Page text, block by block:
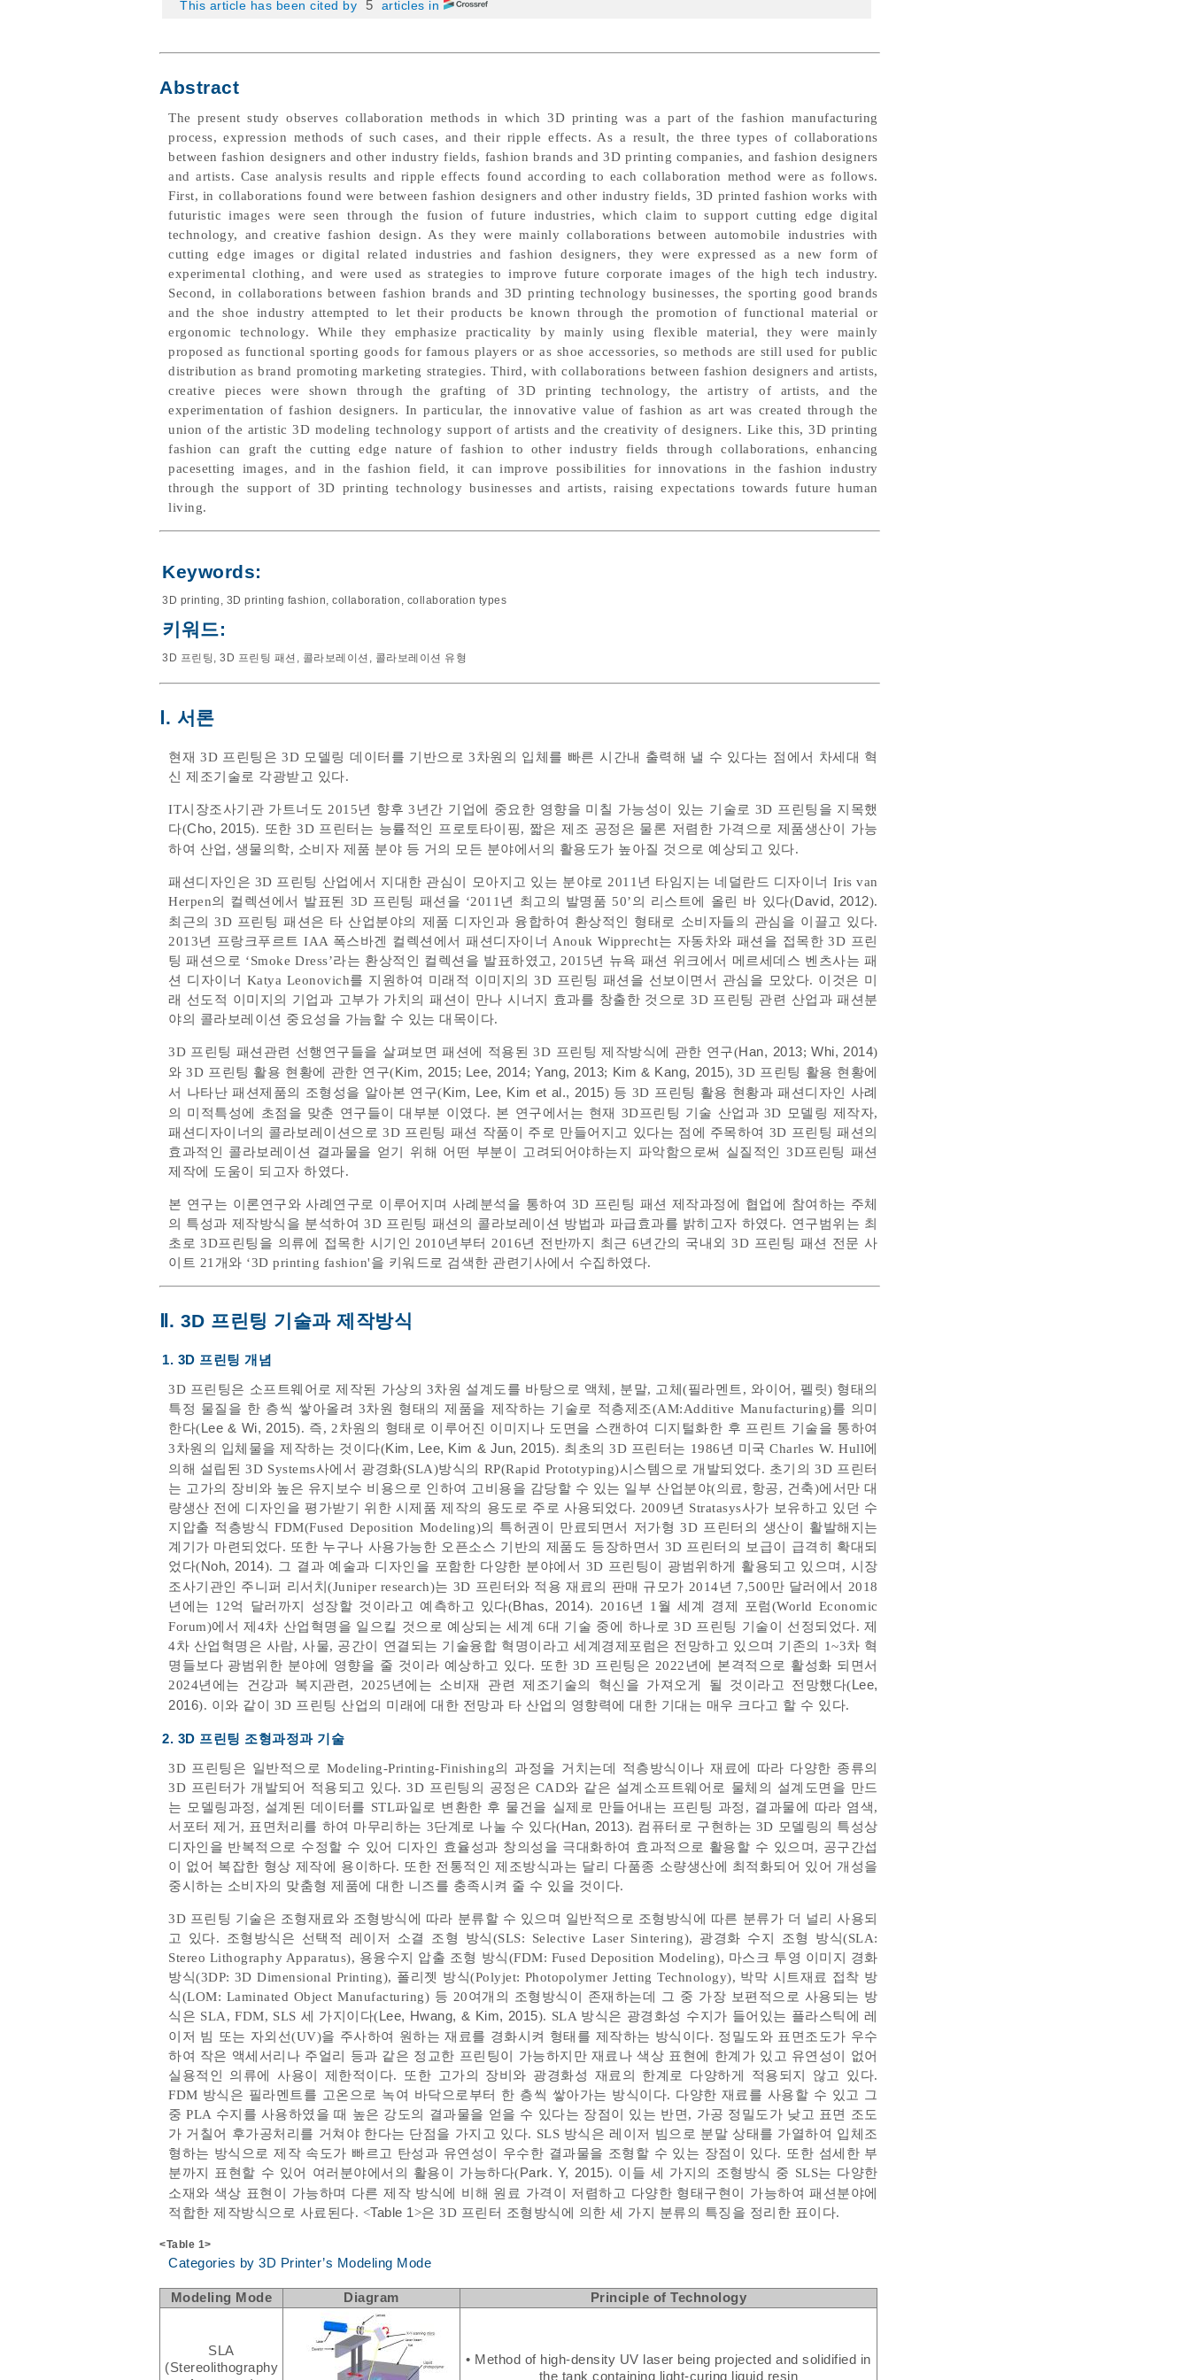
This article has been cited by 5 articles in
Abstract
The present study observes collaboration methods in which 3D printing was a part of the fashion manufacturing
process, expression methods of such cases, and their ripple effects. As a result, the three types of collaborations
between fashion designers and other industry fields, fashion brands and 3D printing companies, and fashion designers
and artists. Case analysis results and ripple effects found according to each collaboration method were as follows.
First, in collaborations found were between fashion designers and other industry fields, 3D printed fashion works with
futuristic images were seen through the fusion of future industries, which claim to support cutting edge digital
technology, and creative fashion design. As they were mainly collaborations between automobile industries with
cutting edge images or digital related industries and fashion designers, they were expressed as a new form of
experimental clothing, and were used as strategies to improve future corporate images of the high tech industry.
Second, in collaborations between fashion brands and 3D printing technology businesses, the sporting good brands
and the shoe industry attempted to let their products be known through the promotion of functional material or
ergonomic technology. While they emphasize practicality by mainly using flexible material, they were mainly
proposed as functional sporting goods for famous players or as shoe accessories, so methods are still used for public
distribution as brand promoting marketing strategies. Third, with collaborations between fashion designers and artists,
creative pieces were shown through the grafting of 3D printing technology, the artistry of artists, and the
experimentation of fashion designers. In particular, the innovative value of fashion as art was created through the
union of the artistic 3D modeling technology support of artists and the creativity of designers. Like this, 3D printing
fashion can graft the cutting edge nature of fashion to other industry fields through collaborations, enhancing
pacesetting images, and in the fashion field, it can improve possibilities for innovations in the fashion industry
through the support of 3D printing technology businesses and artists, raising expectations towards future human
living.
Keywords:
3D printing , 3D printing fashion, collaboration , collaboration types
키워드:
3D 프린팅, 3D 프린팅 패션 , 콜라보레이션 , 콜라보레이션 유형
Ⅰ. 서론
현재 3D 프린팅은 3D 모델링 데이터를 기반으로 3차원의 입체를 빠른 시간내 출력해 낼 수 있다는 점에서 차세대 혁
신 제조기술로 각광받고 있다.
IT시장조사기관 가트너도 2015년 향후 3년간 기업에 중요한 영향을 미칠 가능성이 있는 기술로 3D 프린팅을 지목했
다(Cho, 2015). 또한 3D 프린터는 능률적인 프로토타이핑, 짧은 제조 공정은 물론 저렴한 가격으로 제품생산이 가능
하여 산업, 생물의학, 소비자 제품 분야 등 거의 모든 분야에서의 활용도가 높아질 것으로 예상되고 있다.
패션디자인은 3D 프린팅 산업에서 지대한 관심이 모아지고 있는 분야로 2011년 타임지는 네덜란드 디자이너 Iris van
Herpen의 컬렉션에서 발표된 3D 프린팅 패션을 ‘2011년 최고의 발명품 50’의 리스트에 올린 바 있다(David, 2012).
최근의 3D 프린팅 패션은 타 산업분야의 제품 디자인과 융합하여 환상적인 형태로 소비자들의 관심을 이끌고 있다.
2013년 프랑크푸르트 IAA 폭스바겐 컬렉션에서 패션디자이너 Anouk Wipprecht는 자동차와 패션을 접목한 3D 프린
팅 패션으로 ‘Smoke Dress’라는 환상적인 컬렉션을 발표하였고, 2015년 뉴욕 패션 위크에서 메르세데스 벤츠사는 패
션 디자이너 Katya Leonovich를 지원하여 미래적 이미지의 3D 프린팅 패션을 선보이면서 관심을 모았다. 이것은 미
래 선도적 이미지의 기업과 고부가 가치의 패션이 만나 시너지 효과를 창출한 것으로 3D 프린팅 관련 산업과 패션분
야의 콜라보레이션 중요성을 가늠할 수 있는 대목이다.
3D 프린팅 패션관련 선행연구들을 살펴보면 패션에 적용된 3D 프린팅 제작방식에 관한 연구(Han, 2013;Whi, 2014)
와 3D 프린팅 활용 현황에 관한 연구(Kim, 2015; Lee, 2014;Yang, 2013; Kim & Kang, 2015), 3D 프린팅 활용 현황에
서 나타난 패션제품의 조형성을 알아본 연구(Kim, Lee, Kim et al., 2015) 등 3D 프린팅 활용 현황과 패션디자인 사례
의 미적특성에 초점을 맞춘 연구들이 대부분 이였다. 본 연구에서는 현재 3D프린팅 기술 산업과 3D 모델링 제작자,
패션디자이너의 콜라보레이션으로 3D 프린팅 패션 작품이 주로 만들어지고 있다는 점에 주목하여 3D 프린팅 패션의
효과적인 콜라보레이션 결과물을 얻기 위해 어떤 부분이 고려되어야하는지 파악함으로써 실질적인 3D프린팅 패션
제작에 도움이 되고자 하였다.
본 연구는 이론연구와 사례연구로 이루어지며 사례분석을 통하여 3D 프린팅 패션 제작과정에 협업에 참여하는 주체
의 특성과 제작방식을 분석하여 3D 프린팅 패션의 콜라보레이션 방법과 파급효과를 밝히고자 하였다. 연구범위는 최
초로 3D프린팅을 의류에 접목한 시기인 2010년부터 2016년 전반까지 최근 6년간의 국내외 3D 프린팅 패션 전문 사
이트 21개와 ‘3D printing fashion'을 키워드로 검색한 관련기사에서 수집하였다.
Ⅱ. 3D 프린팅 기술과 제작방식
1. 3D 프린팅 개념
3D 프린팅은 소프트웨어로 제작된 가상의 3차원 설계도를 바탕으로 액체, 분말, 고체(필라멘트, 와이어, 펠릿) 형태의
특정 물질을 한 층씩 쌓아올려 3차원 형태의 제품을 제작하는 기술로 적층제조(AM:Additive Manufacturing)를 의미
한다( Lee & Wi, 2015). 즉, 2차원의 형태로 이루어진 이미지나 도면을 스캔하여 디지털화한 후 프린트 기술을 통하여
3차원의 입체물을 제작하는 것이다(Kim, Lee, Kim & Jun, 2015). 최초의 3D 프린터는 1986년 미국 Charles W. Hull에
의해 설립된 3D Systems사에서 광경화(SLA)방식의 RP(Rapid Prototyping)시스템으로 개발되었다. 초기의 3D 프린터
는 고가의 장비와 높은 유지보수 비용으로 인하여 고비용을 감당할 수 있는 일부 산업분야(의료, 항공, 건축)에서만 대
량생산 전에 디자인을 평가받기 위한 시제품 제작의 용도로 주로 사용되었다. 2009년 Stratasys사가 보유하고 있던 수
지압출 적층방식 FDM(Fused Deposition Modeling)의 특허권이 만료되면서 저가형 3D 프린터의 생산이 활발해지는
계기가 마련되었다. 또한 누구나 사용가능한 오픈소스 기반의 제품도 등장하면서 3D 프린터의 보급이 급격히 확대되
었다(Noh, 2014). 그 결과 예술과 디자인을 포함한 다양한 분야에서 3D 프린팅이 광범위하게 활용되고 있으며, 시장
조사기관인 주니퍼 리서치(Juniper research)는 3D 프린터와 적용 재료의 판매 규모가 2014년 7,500만 달러에서 2018
년에는 12억 달러까지 성장할 것이라고 예측하고 있다(Bhas, 2014). 2016년 1월 세계 경제 포럼(World Economic
Forum)에서 제4차 산업혁명을 일으킬 것으로 예상되는 세계 6대 기술 중에 하나로 3D 프린팅 기술이 선정되었다. 제
4차 산업혁명은 사람, 사물, 공간이 연결되는 기술융합 혁명이라고 세계경제포럼은 전망하고 있으며 기존의 1~3차 혁
명들보다 광범위한 분야에 영향을 줄 것이라 예상하고 있다. 또한 3D 프린팅은 2022년에 본격적으로 활성화 되면서
2024년에는 건강과 복지관련, 2025년에는 소비재 관련 제조기술의 혁신을 가져오게 될 것이라고 전망했다( Lee,
2016). 이와 같이 3D 프린팅 산업의 미래에 대한 전망과 타 산업의 영향력에 대한 기대는 매우 크다고 할 수 있다.
2. 3D 프린팅 조형과정과 기술
3D 프린팅은 일반적으로 Modeling-Printing-Finishing의 과정을 거치는데 적층방식이나 재료에 따라 다양한 종류의
3D 프린터가 개발되어 적용되고 있다. 3D 프린팅의 공정은 CAD와 같은 설계소프트웨어로 물체의 설계도면을 만드
는 모델링과정, 설계된 데이터를 STL파일로 변환한 후 물건을 실제로 만들어내는 프린팅 과정, 결과물에 따라 염색,
서포터 제거, 표면처리를 하여 마무리하는 3단계로 나눌 수 있다(Han, 2013). 컴퓨터로 구현하는 3D 모델링의 특성상
디자인을 반복적으로 수정할 수 있어 디자인 효율성과 창의성을 극대화하여 효과적으로 활용할 수 있으며, 공구간섭
이 없어 복잡한 형상 제작에 용이하다. 또한 전통적인 제조방식과는 달리 다품종 소량생산에 최적화되어 있어 개성을
중시하는 소비자의 맞춤형 제품에 대한 니즈를 충족시켜 줄 수 있을 것이다.
3D 프린팅 기술은 조형재료와 조형방식에 따라 분류할 수 있으며 일반적으로 조형방식에 따른 분류가 더 널리 사용되
고 있다. 조형방식은 선택적 레이저 소결 조형 방식(SLS: Selective Laser Sintering), 광경화 수지 조형 방식(SLA:
Stereo Lithography Apparatus), 용융수지 압출 조형 방식(FDM: Fused Deposition Modeling), 마스크 투영 이미지 경화
방식(3DP: 3D Dimensional Printing), 폴리젯 방식(Polyjet: Photopolymer Jetting Technology), 박막 시트재료 접착 방
식(LOM: Laminated Object Manufacturing) 등 20여개의 조형방식이 존재하는데 그 중 가장 보편적으로 사용되는 방
식은 SLA, FDM, SLS 세 가지이다( Lee, Hwang, & Kim, 2015). SLA 방식은 광경화성 수지가 들어있는 플라스틱에 레
이저 빔 또는 자외선(UV)을 주사하여 원하는 재료를 경화시켜 형태를 제작하는 방식이다. 정밀도와 표면조도가 우수
하여 작은 액세서리나 주얼리 등과 같은 정교한 프린팅이 가능하지만 재료나 색상 표현에 한계가 있고 유연성이 없어
실용적인 의류에 사용이 제한적이다. 또한 고가의 장비와 광경화성 재료의 한계로 다양하게 적용되지 않고 있다.
FDM 방식은 필라멘트를 고온으로 녹여 바닥으로부터 한 층씩 쌓아가는 방식이다. 다양한 재료를 사용할 수 있고 그
중 PLA 수지를 사용하였을 때 높은 강도의 결과물을 얻을 수 있다는 장점이 있는 반면, 가공 정밀도가 낮고 표면 조도
가 거칠어 후가공처리를 거쳐야 한다는 단점을 가지고 있다. SLS 방식은 레이저 빔으로 분말 상태를 가열하여 입체조
형하는 방식으로 제작 속도가 빠르고 탄성과 유연성이 우수한 결과물을 조형할 수 있는 장점이 있다. 또한 섬세한 부
분까지 표현할 수 있어 여러분야에서의 활용이 가능하다(Park. Y, 2015). 이들 세 가지의 조형방식 중 SLS는 다양한
소재와 색상 표현이 가능하며 다른 제작 방식에 비해 원료 가격이 저렴하고 다양한 형태구현이 가능하여 패션분야에
적합한 제작방식으로 사료된다. <Table 1 >은 3D 프린터 조형방식에 의한 세 가지 분류의 특징을 정리한 표이다.
<Table 1>
Categories by 3D Printer’s Modeling Mode
Modeling Mode Diagram Principle of Technology
SLA
(Stereolithography
• Method of high-density UV laser being projected and solidified in
the tank containing light-curing liquid resin